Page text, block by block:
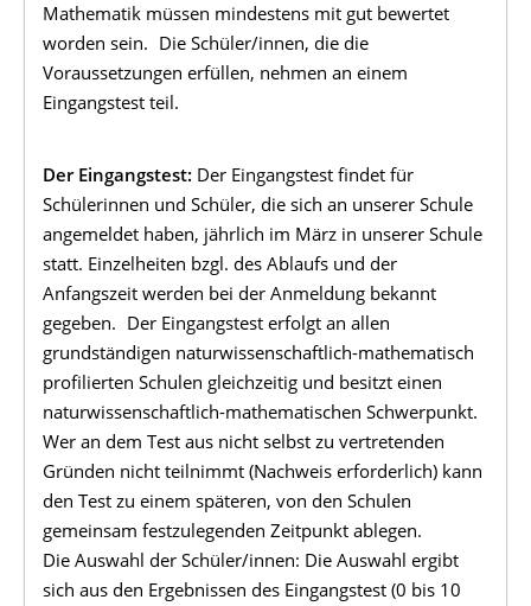
Mathematik müssen mindestens mit gut bewertet
worden sein. Die Schüler/innen, die die
Voraussetzungen erfüllen, nehmen an einem
Eingangstest teil.
Der Eingangstest: Der Eingangstest findet für
Schülerinnen und Schüler, die sich an unserer Schule
angemeldet haben, jährlich im März in unserer Schule
statt. Einzelheiten bzgl. des Ablaufs und der
Anfangszeit werden bei der Anmeldung bekannt
gegeben. Der Eingangstest erfolgt an allen
grundständigen naturwissenschaftlich-mathematisch
profilierten Schulen gleichzeitig und besitzt einen
naturwissenschaftlich-mathematischen Schwerpunkt.
Wer an dem Test aus nicht selbst zu vertretenden
Gründen nicht teilnimmt (Nachweis erforderlich) kann
den Test zu einem späteren, von den Schulen
gemeinsam festzulegenden Zeitpunkt ablegen.
Die Auswahl der Schüler/innen: Die Auswahl ergibt
sich aus den Ergebnissen des Eingangstest (0 bis 10